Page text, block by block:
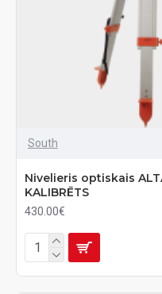
South
Nivelieris optiskais
KALIBRĒTS
430.00€